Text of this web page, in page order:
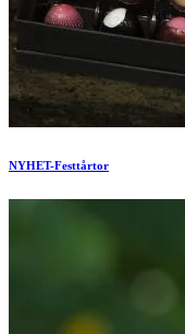
NYHET-Festtårtor